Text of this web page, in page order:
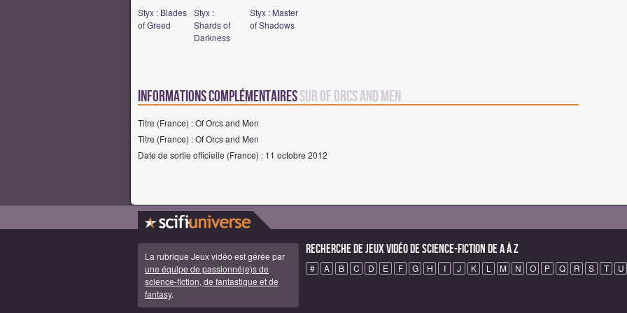
Styx : Blades
of Greed
Styx :
Shards of
Darkness
Styx : Master
of Shadows
Informations complémentairessur Of Orcs and Men
Titre (France) : Of Orcs and Men
Titre (France) : Of Orcs and Men
Date de sortie officielle (France) : 11 octobre 2012
La rubrique Jeux vidéo est gérée par
une équipe de passionné(e)s de
science-fiction, de fantastique et de
fantasy.
Recherche de Jeux vidéo de science-fiction de A à Z
# A B C D E F G H I J K L M N O P Q R S T U